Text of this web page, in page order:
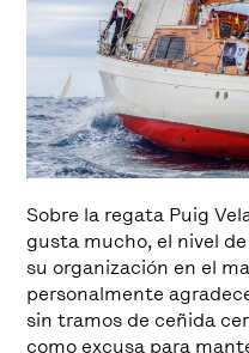
Sobre la regata Puig
gusta mucho, el nivel
su organización en el
personalmente
sin tramos de ceñida
como excusa para